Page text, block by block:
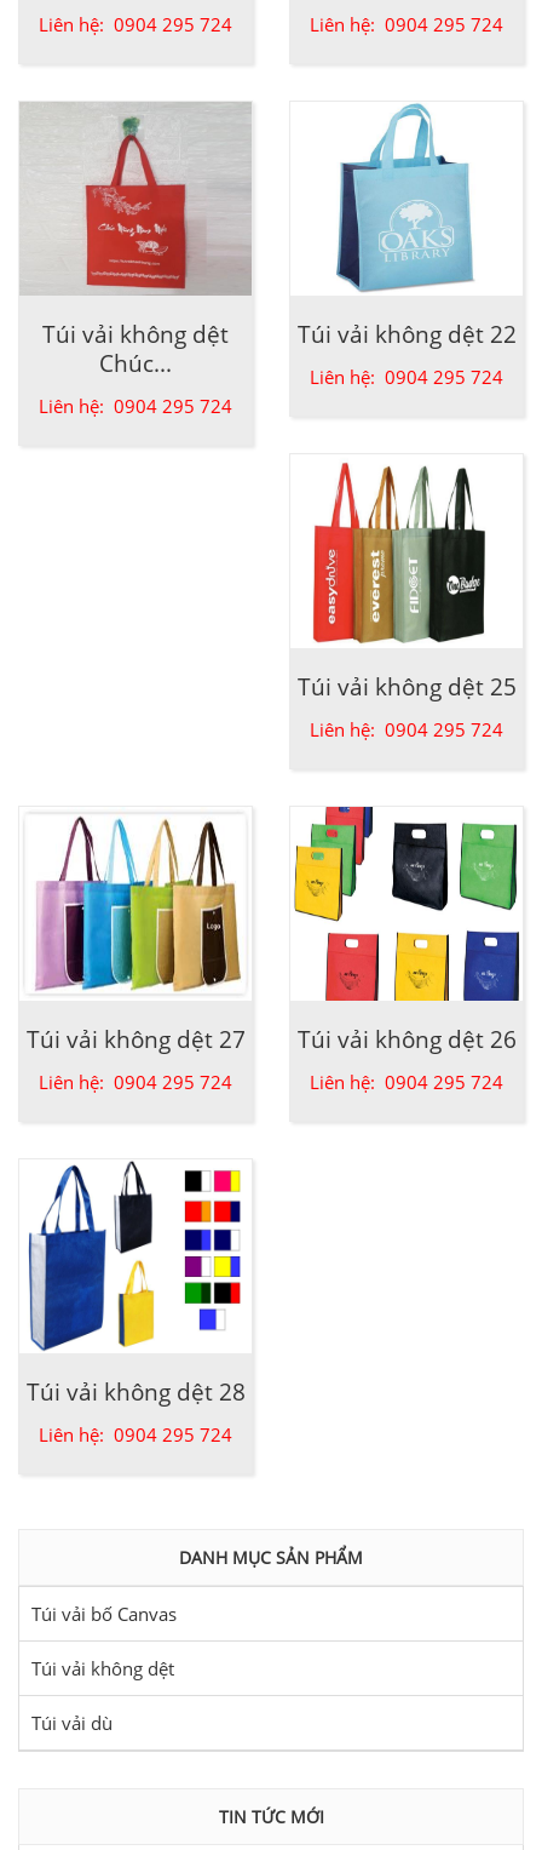
Liên hệ: 0904 295 724 Liên hệ: 0904 295 724
Túi vải không dệt
Chúc...
Liên hệ: 0904 295 724
Túi vải không dệt 22
Liên hệ: 0904 295 724
Túi vải không dệt 25
Liên hệ: 0904 295 724
Túi vải không dệt 27
Liên hệ: 0904 295 724
Túi vải không dệt 26
Liên hệ: 0904 295 724
Túi vải không dệt 28
Liên hệ: 0904 295 724
DANH MỤC SẢN PHẨM
Túi vải bố Canvas
Túi vải không dệt
Túi vải dù
TIN TỨC MỚI